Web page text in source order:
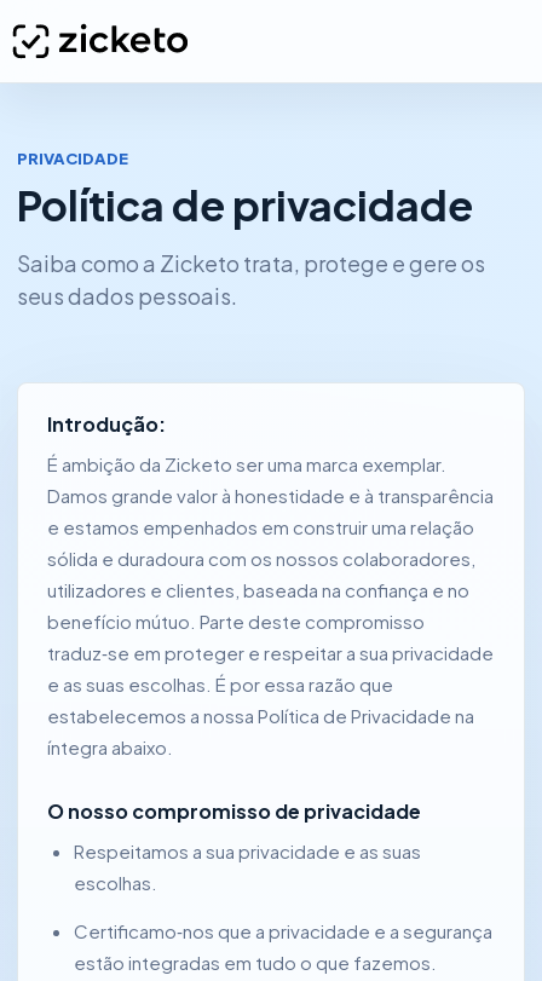
PRIVACIDADE
Política de privacidade
Saiba como a Zicketo trata, protege e gere os
seus dados pessoais.
Introdução:
É ambição da Zicketo ser uma marca exemplar.
Damos grande valor à honestidade e à transparência
e estamos empenhados em construir uma relação
sólida e duradoura com os nossos colaboradores,
utilizadores e clientes, baseada na confiança e no
benefício mútuo. Parte deste compromisso
traduz‑se em proteger e respeitar a sua privacidade
e as suas escolhas. É por essa razão que
estabelecemos a nossa Política de Privacidade na
íntegra abaixo.
O nosso compromisso de privacidade
Respeitamos a sua privacidade e as suas
escolhas.
Certificamo‑nos que a privacidade e a segurança
estão integradas em tudo o que fazemos.